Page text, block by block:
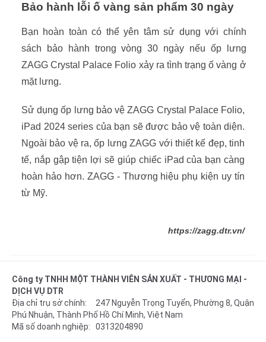
Bảo hành lỗi ố vàng sản phẩm 30 ngày
Bạn hoàn toàn có thể yên tâm sử dụng với chính
sách bảo hành trong vòng 30 ngày nếu ốp lưng
ZAGG Crystal Palace Folio xảy ra tình trạng ố vàng ở
mặt lưng.
Sử dụng ốp lưng bảo vệ ZAGG Crystal Palace Folio,
iPad 2024 series của bạn sẽ được bảo vệ toàn diện.
Ngoài bảo vệ ra, ốp lưng ZAGG với thiết kế đẹp, tinh
tế, nắp gập tiện lợi sẽ giúp chiếc iPad của bạn càng
hoàn hảo hơn. ZAGG - Thương hiệu phụ kiện uy tín
từ Mỹ.
https://zagg.dtr.vn/
Công ty TNHH MỘT THÀNH VIÊN SẢN XUẤT - THƯƠNG MẠI -
DỊCH VỤ DTR
Địa chỉ trụ sở chính: 247 Nguyễn Trọng Tuyển, Phường 8, Quận
Phú Nhuận, Thành Phố Hồ Chí Minh, Việt Nam
Mã số doanh nghiệp: 0313204890